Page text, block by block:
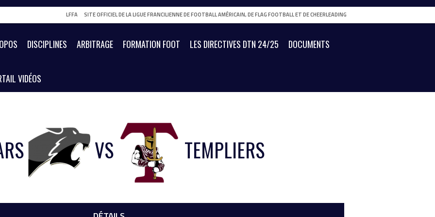
LFFA SITE OFFICIEL DE LA LIGUE FRANCILIENNE DE FOOTBALL AMÉRICAIN, DE FLAG FOOTBALL ET DE CHEERLEADING
DISCIPLINES ARBITRAGE FORMATION FOOT LES DIRECTIVES DTN 24/25 DOCUMENTS
VIDÉOS
VS TEMPLIERS